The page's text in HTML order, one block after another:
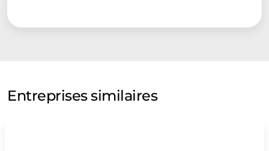
Entreprises similaires